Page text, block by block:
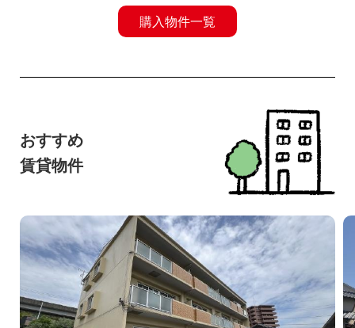
購入物件一覧
おすすめ
賃貸物件